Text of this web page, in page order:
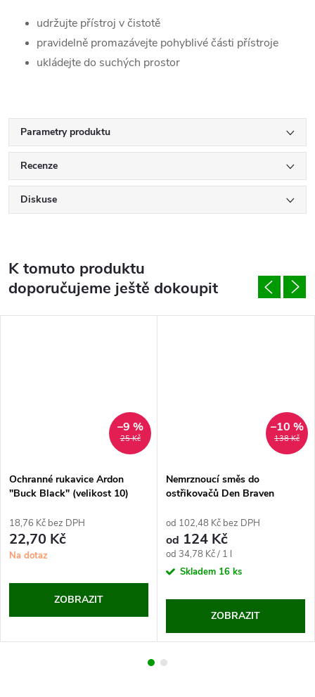
udržujte přístroj v čistotě
pravidelně promazávejte pohyblivé části přístroje
ukládejte do suchých prostor
Parametry produktu
Recenze
Diskuse
K tomuto produktu
doporučujeme ještě dokoupit
25 Kč
–9 %
Ochranné rukavice Ardon
"Buck Black" (velikost 10)
18,76 Kč bez DPH
22,70 Kč
Na dotaz
ZOBRAZIT
138 Kč
–10 %
Nemrznoucí směs do
ostřikovačů Den Braven
od 102,48 Kč bez DPH
od 124 Kč
Měrná
cena:
od 34,78 Kč / 1 l
Skladem 16 ks
ZOBRAZIT